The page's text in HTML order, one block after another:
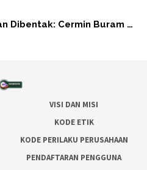
Dibentak: Cermin Buram …
VISI DAN MISI
KODE ETIK
KODE PERILAKU PERUSAHAAN
PENDAFTARAN PENGGUNA